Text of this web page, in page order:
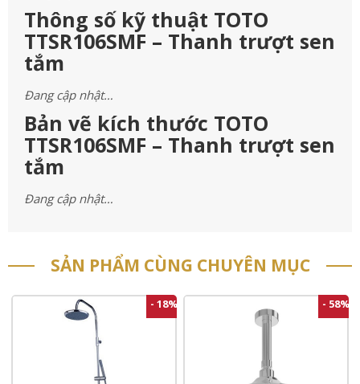
Thông số kỹ thuật TOTO
TTSR106SMF – Thanh trượt sen
tắm
Đang cập nhật…
Bản vẽ kích thước TOTO
TTSR106SMF – Thanh trượt sen
tắm
Đang cập nhật…
SẢN PHẨM CÙNG CHUYÊN MỤC
- 18% - 58%